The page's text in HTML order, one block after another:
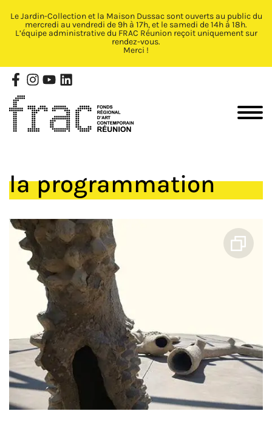
Fermer X
Le Jardin-Collection et la Maison Dussac sont ouverts au public du
mercredi au vendredi de 9h à 17h, et le samedi de 14h à 18h.
L’équipe administrative du FRAC Réunion reçoit uniquement sur
rendez-vous.
Merci !
la programmation